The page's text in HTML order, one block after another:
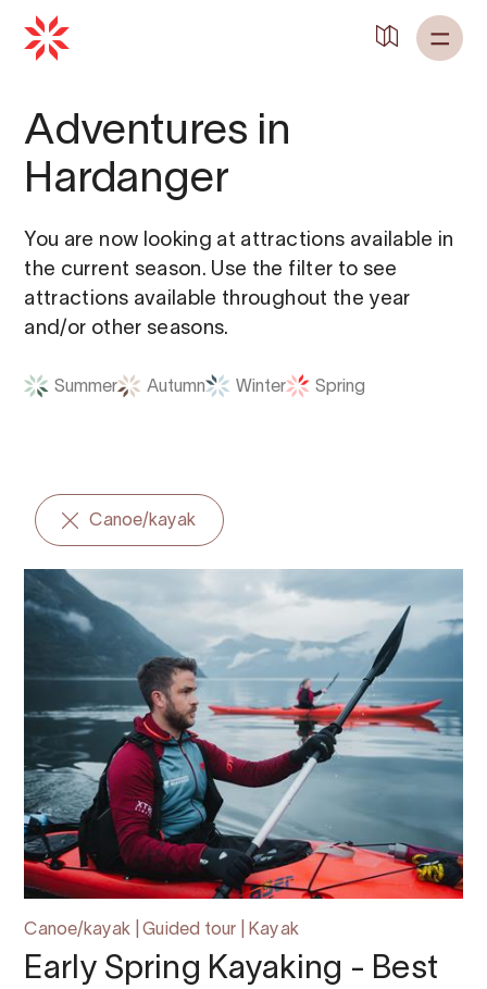
Adventures in
Hardanger
You are now looking at attractions available in
the current season. Use the filter to see
attractions available throughout the year
and/or other seasons.
Summer Autumn Winter Spring
Canoe/kayak
Canoe/kayak | Guided tour | Kayak
Early Spring Kayaking - Best